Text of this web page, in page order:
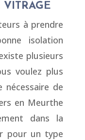
à prendre
isolation
plusieurs
voulez plus
nécessaire de
en Meurthe
dans la
pour un type